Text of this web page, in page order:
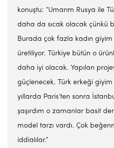
konuştu: “Umarım Rusya ile
daha da sıcak olacak çünkü
Burada çok fazla kadın
üretiliyor. Türkiye bütün o
daha iyi olacak. Yapılan
güçlenecek. Türk erkeği giyim
yıllarda Paris’ten sonra
şaşırdım o zamanlar basit
model tarzı vardı. Çok
iddialılar.”